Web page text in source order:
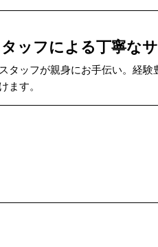
ッフによる丁寧な
タッフが親身にお手伝い。経
ます。